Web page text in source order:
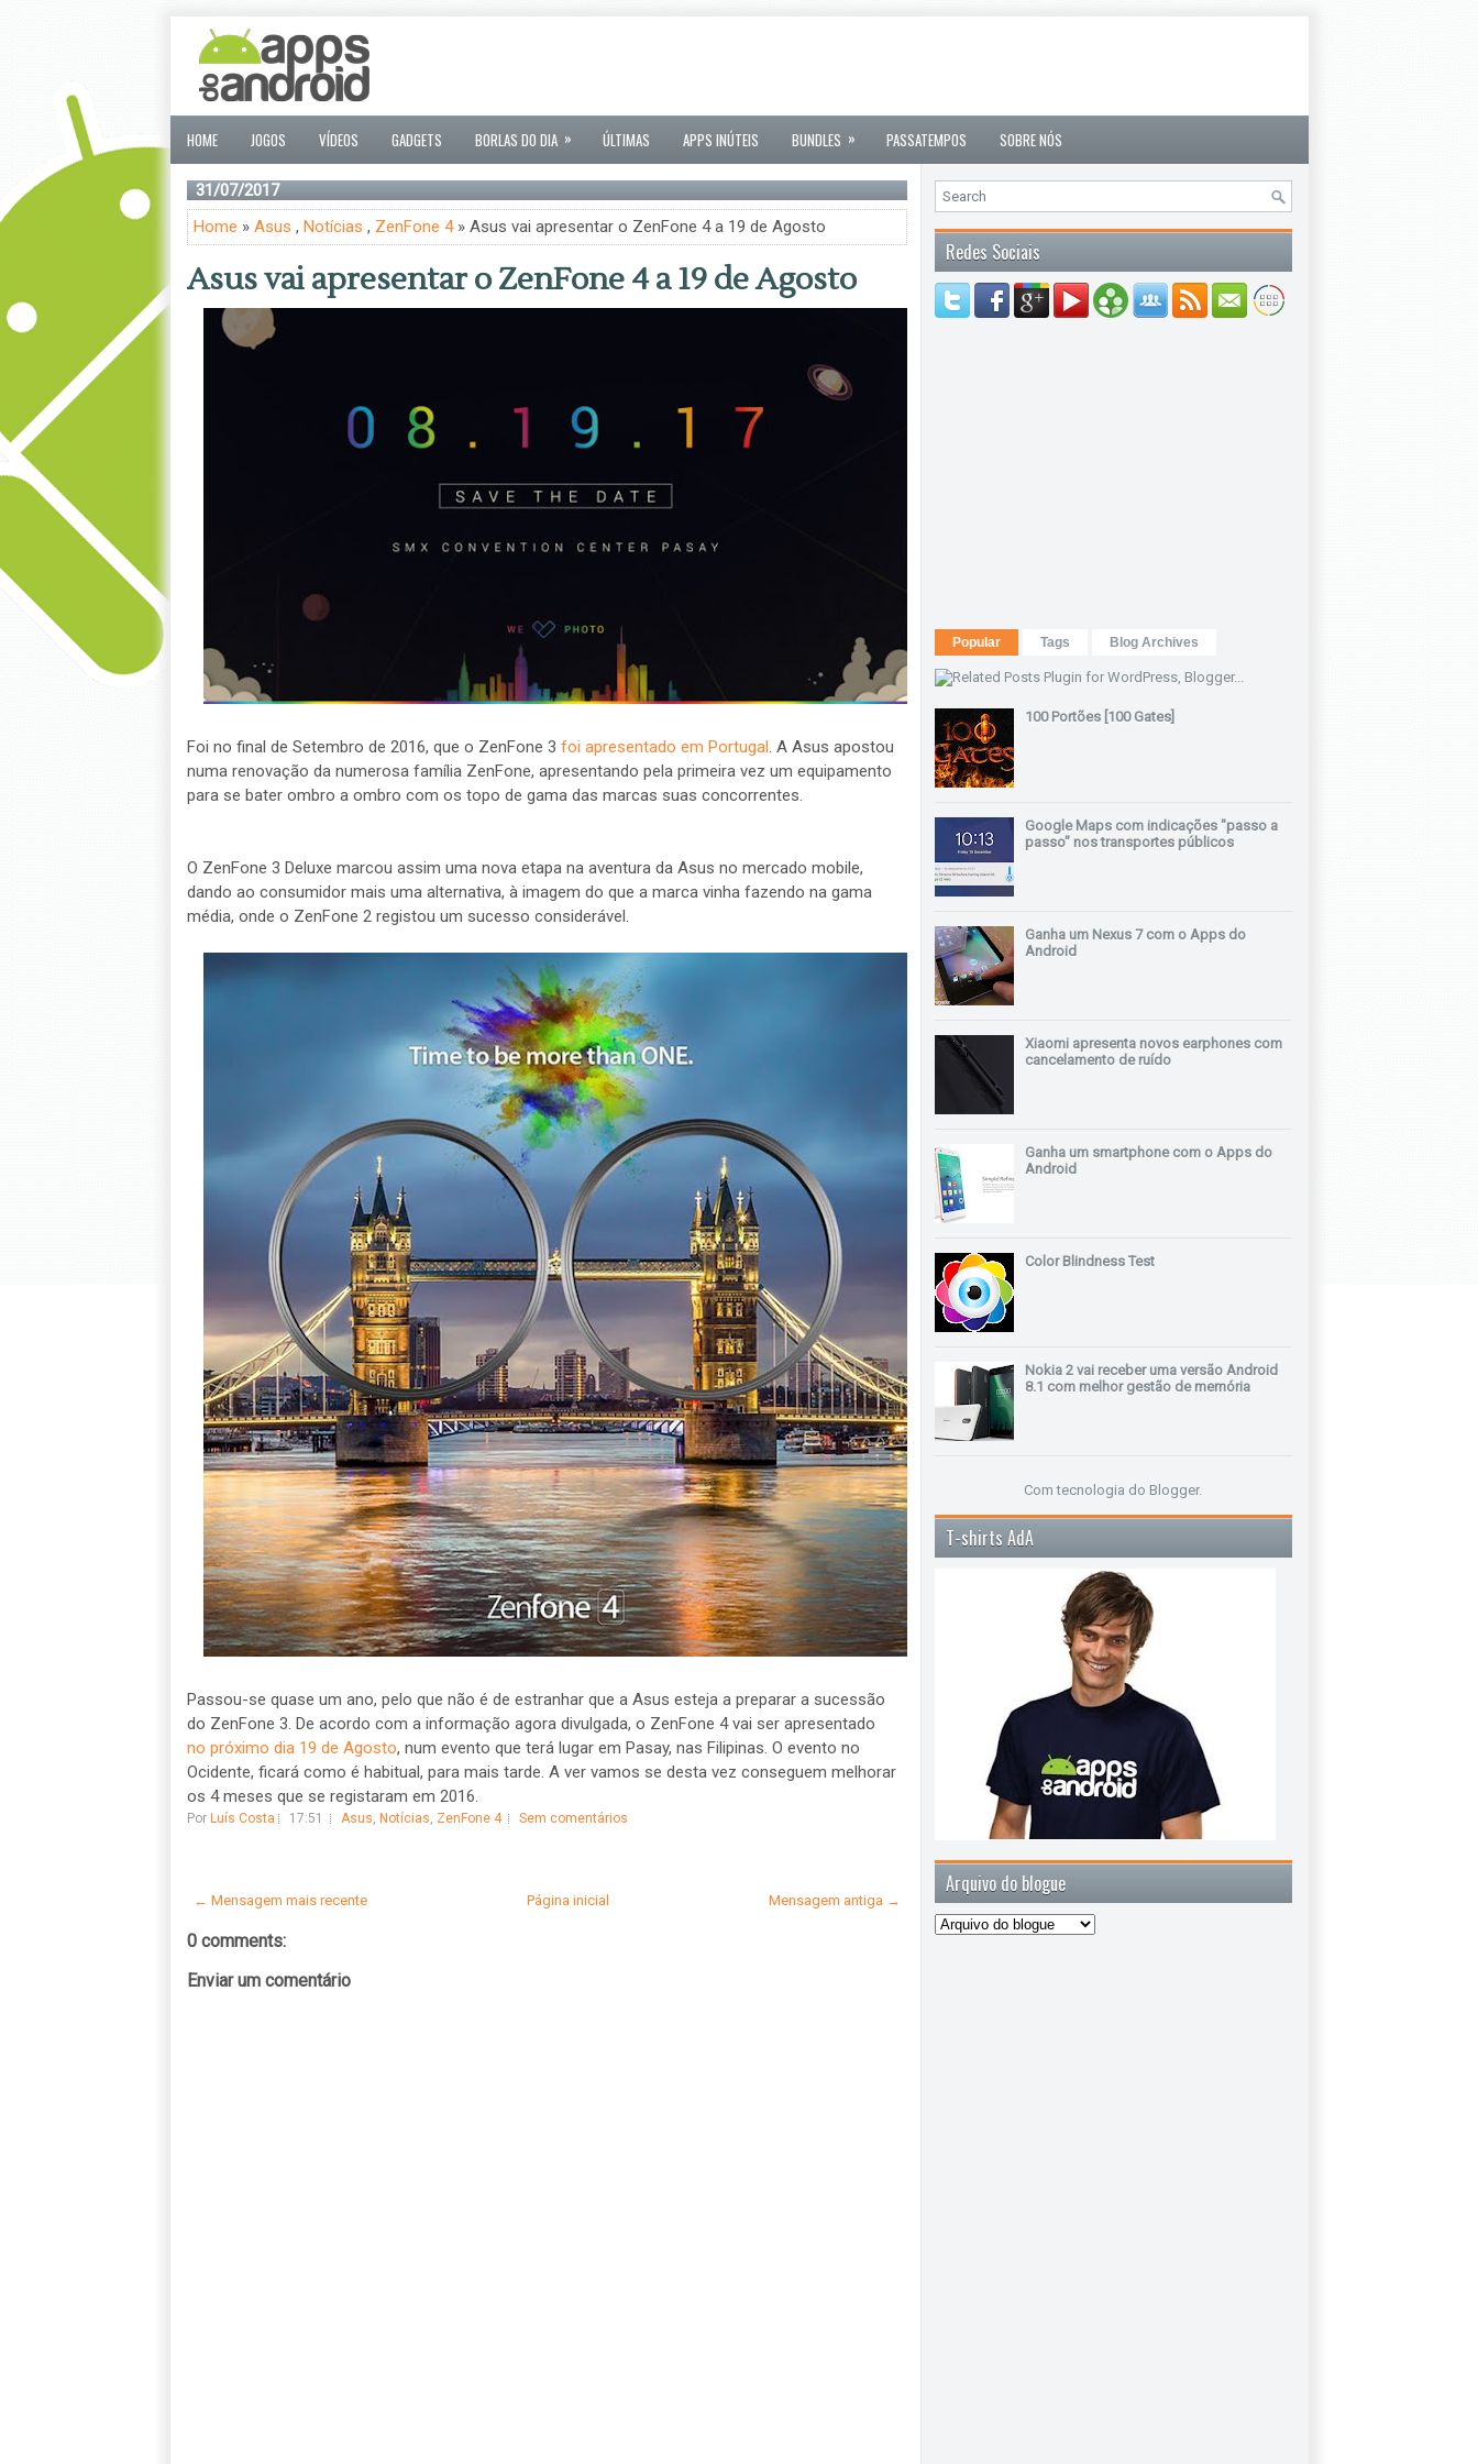
HOME JOGOS VÍDEOS GADGETS BORLAS DO DIA » ÚLTIMAS APPS INÚTEIS BUNDLES » PASSATEMPOS SOBRE NÓS
31/07/2017
Home » Asus , Notícias , ZenFone 4» Asus vai apresentar o ZenFone 4 a 19 de Agosto
Asus vai apresentar o ZenFone 4 a 19 de Agosto
Foi no final de Setembro de 2016, que o ZenFone 3 foi apresentado em Portugal. A Asus apostou
numa renovação da numerosa família ZenFone, apresentando pela primeira vez um equipamento
para se bater ombro a ombro com os topo de gama das marcas suas concorrentes.
O ZenFone 3 Deluxe marcou assim uma nova etapa na aventura da Asus no mercado mobile,
dando ao consumidor mais uma alternativa, à imagem do que a marca vinha fazendo na gama
média, onde o ZenFone 2 registou um sucesso considerável.
Passou-se quase um ano, pelo que não é de estranhar que a Asus esteja a preparar a sucessão
do ZenFone 3. De acordo com a informação agora divulgada, o ZenFone 4 vai ser apresentado
no próximo dia 19 de Agosto, num evento que terá lugar em Pasay, nas Filipinas. O evento no
Ocidente, ficará como é habitual, para mais tarde. A ver vamos se desta vez conseguem melhorar
os 4 meses que se registaram em 2016.
Por Luís Costa 17:51 Asus, Notícias, ZenFone 4 Sem comentários
← Mensagem mais recente Mensagem antiga →
Página inicial
0 comments:
Enviar um comentário
Redes Sociais
Popular Tags Blog Archives
100 Portões [100 Gates]
Google Maps com indicações "passo a
passo" nos transportes públicos
Ganha um Nexus 7 com o Apps do
Android
Xiaomi apresenta novos earphones com
cancelamento de ruído
Ganha um smartphone com o Apps do
Android
Color Blindness Test
Nokia 2 vai receber uma versão Android
8.1 com melhor gestão de memória
Com tecnologia do Blogger.
T-shirts AdA
Arquivo do blogue